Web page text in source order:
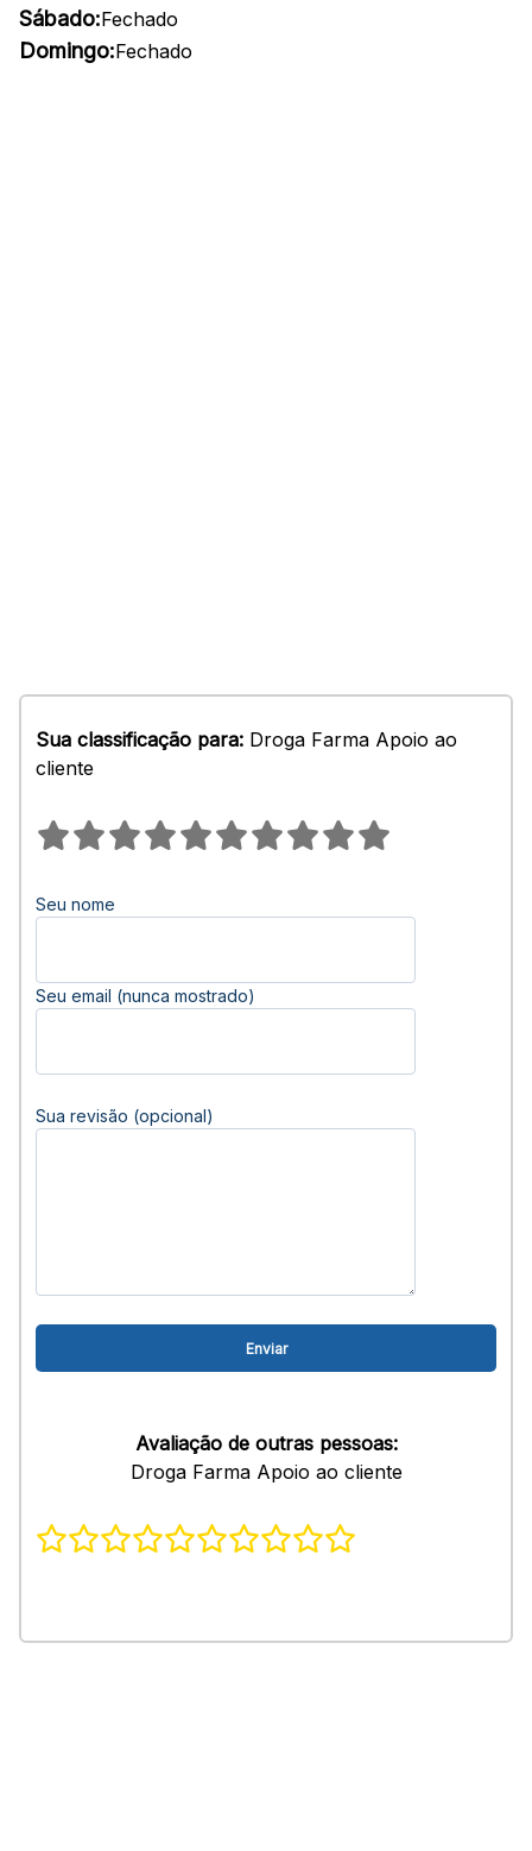
Sábado:Fechado
Domingo:Fechado
Sua classificação para: Droga Farma Apoio ao
cliente
Seu nome
Seu email (nunca mostrado)
Sua revisão (opcional)
Avaliação de outras pessoas:
Droga Farma Apoio ao cliente